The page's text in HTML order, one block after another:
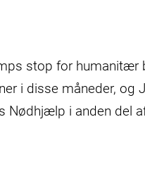
stop for
i disse måneder, og
Nødhjælp i anden del